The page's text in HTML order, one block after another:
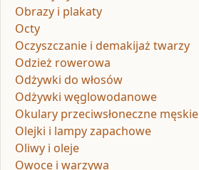
Obrazy i plakaty
Octy
Oczyszczanie i demakijaż twarzy
Odzież rowerowa
Odżywki do włosów
Odżywki węglowodanowe
Okulary przeciwsłoneczne męskie
Olejki i lampy zapachowe
Oliwy i oleje
Owoce i warzywa